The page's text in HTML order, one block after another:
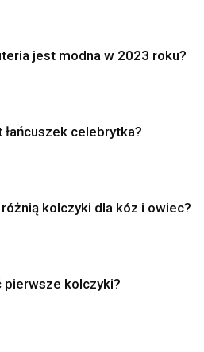
jest modna w 2023 roku?
łańcuszek celebrytka?
kolczyki dla kóz i owiec?
pierwsze kolczyki?